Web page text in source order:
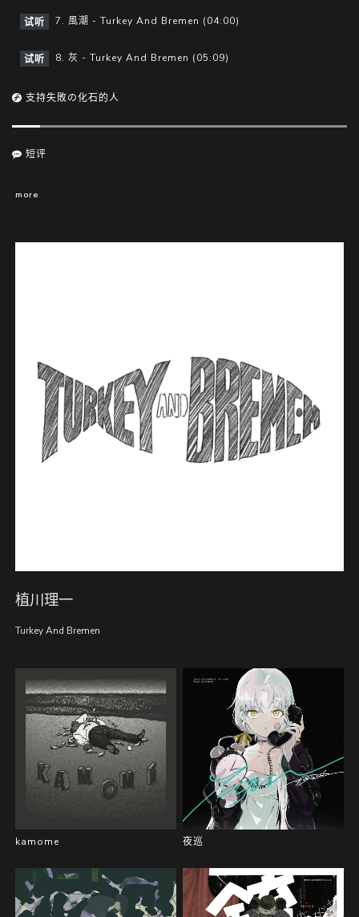
试听 7. 風潮 - Turkey And Bremen (04:00)
试听 8. 灰 - Turkey And Bremen (05:09)
支持失敗の化石的人
短评
more
植川理一
Turkey And Bremen
kamome 夜巡